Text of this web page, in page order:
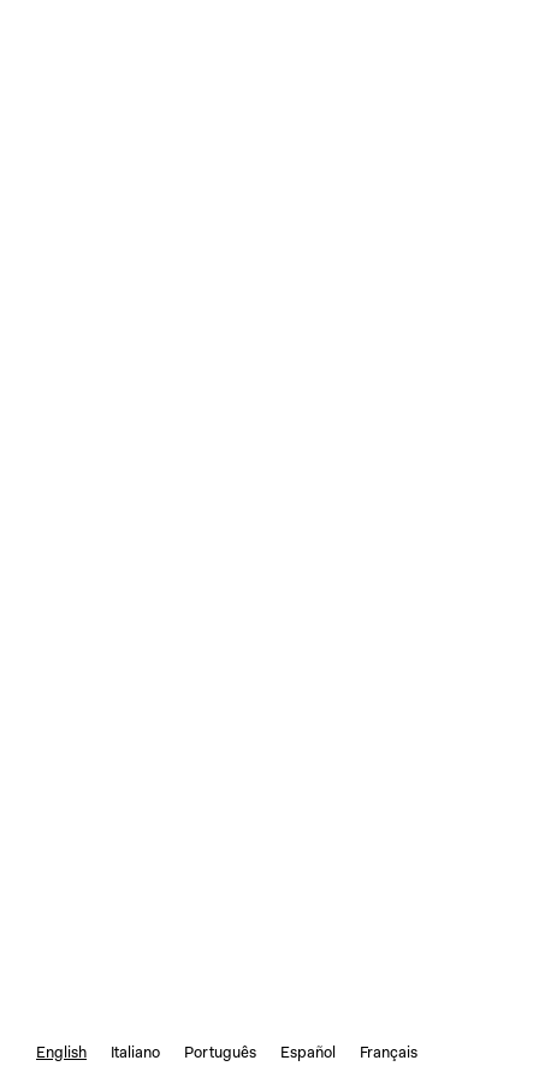
English Italiano Português Español Français